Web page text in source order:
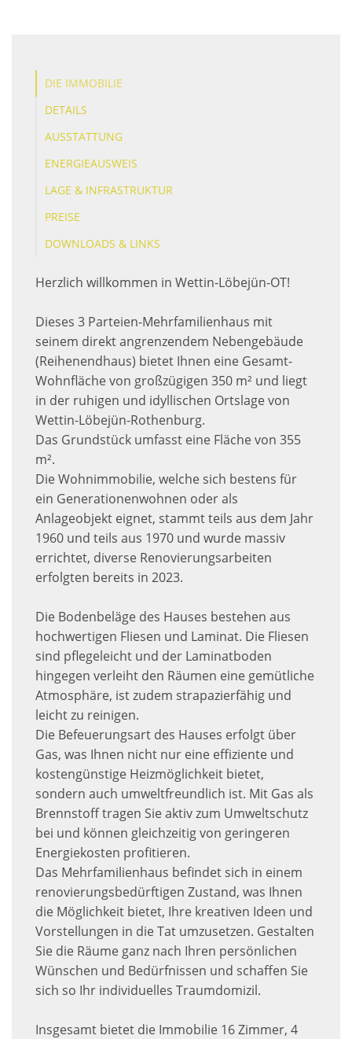
DIE IMMOBILIE
DETAILS
AUSSTATTUNG
ENERGIEAUSWEIS
LAGE & INFRASTRUKTUR
PREISE
DOWNLOADS & LINKS
Herzlich willkommen in Wettin-Löbejün-OT!
Dieses 3 Parteien-Mehrfamilienhaus mit
seinem direkt angrenzendem Nebengebäude
(Reihenendhaus) bietet Ihnen eine Gesamt-
Wohnfläche von großzügigen 350 m² und liegt
in der ruhigen und idyllischen Ortslage von
Wettin-Löbejün-Rothenburg.
Das Grundstück umfasst eine Fläche von 355
m².
Die Wohnimmobilie, welche sich bestens für
ein Generationenwohnen oder als
Anlageobjekt eignet, stammt teils aus dem Jahr
1960 und teils aus 1970 und wurde massiv
errichtet, diverse Renovierungsarbeiten
erfolgten bereits in 2023.
Die Bodenbeläge des Hauses bestehen aus
hochwertigen Fliesen und Laminat. Die Fliesen
sind pflegeleicht und der Laminatboden
hingegen verleiht den Räumen eine gemütliche
Atmosphäre, ist zudem strapazierfähig und
leicht zu reinigen.
Die Befeuerungsart des Hauses erfolgt über
Gas, was Ihnen nicht nur eine effiziente und
kostengünstige Heizmöglichkeit bietet,
sondern auch umweltfreundlich ist. Mit Gas als
Brennstoff tragen Sie aktiv zum Umweltschutz
bei und können gleichzeitig von geringeren
Energiekosten profitieren.
Das Mehrfamilienhaus befindet sich in einem
renovierungsbedürftigen Zustand, was Ihnen
die Möglichkeit bietet, Ihre kreativen Ideen und
Vorstellungen in die Tat umzusetzen. Gestalten
Sie die Räume ganz nach Ihren persönlichen
Wünschen und Bedürfnissen und schaffen Sie
sich so Ihr individuelles Traumdomizil.
Insgesamt bietet die Immobilie 16 Zimmer, 4